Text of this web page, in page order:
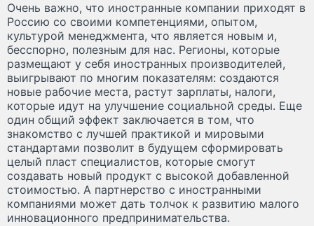
Очень важно, что иностранные компании приходят в
Россию со своими компетенциями, опытом,
культурой менеджмента, что является новым и,
бесспорно, полезным для нас. Регионы, которые
размещают у себя иностранных производителей,
выигрывают по многим показателям: создаются
новые рабочие места, растут зарплаты, налоги,
которые идут на улучшение социальной среды. Еще
один общий эффект заключается в том, что
знакомство с лучшей практикой и мировыми
стандартами позволит в будущем сформировать
целый пласт специалистов, которые смогут
создавать новый продукт с высокой добавленной
стоимостью. А партнерство с иностранными
компаниями может дать толчок к развитию малого
инновационного предпринимательства.